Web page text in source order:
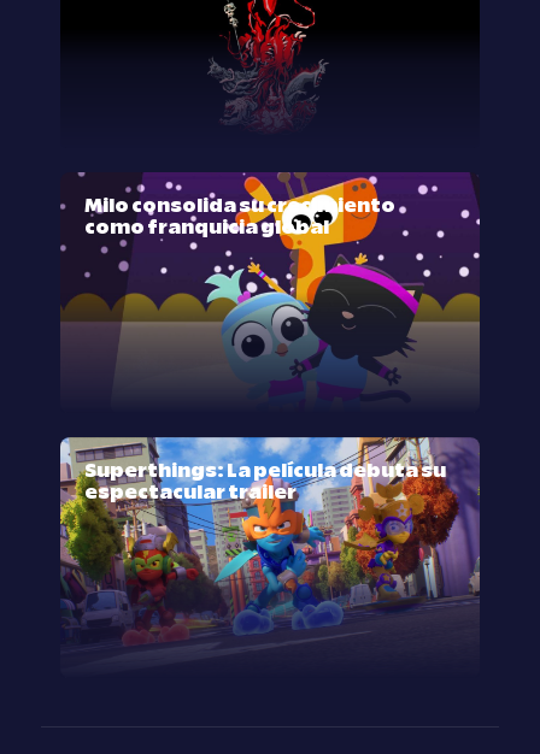
Milo consolida su crecimiento
como franquicia global
Superthings: La película debuta su
espectacular trailer